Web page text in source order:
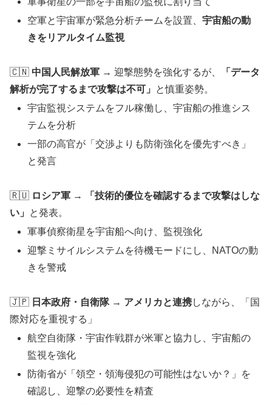
空軍と宇宙軍が緊急分析チームを設置、宇宙船の動
きをリアルタイム監視
🇨🇳 中国人民解放軍 → 迎撃態勢を強化するが、
「データ
解析が完了するまで攻撃は不可」
と慎重姿勢。
宇宙監視システムをフル稼働し、宇宙船の推進シス
テムを分析
一部の高官が「交渉よりも防衛強化を優先すべき」
と発言
🇷🇺 ロシア軍 →
「技術的優位を確認するまで攻撃はしな
い」
と発表。
軍事偵察衛星を宇宙船へ向け、監視強化
迎撃ミサイルシステムを待機モードにし、NATOの動
きを警戒
🇯🇵 日本政府・自衛隊→ アメリカと連携しながら、「国
際対応を重視する」
航空自衛隊・宇宙作戦群が米軍と協力し、宇宙船の
監視を強化
防衛省が「領空・領海侵犯の可能性はないか？」を
確認し、迎撃の必要性を精査